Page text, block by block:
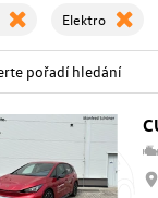
Elektro